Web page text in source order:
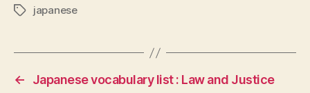
Tagsjapanese
←
Japanese vocabulary list : Law and Justice